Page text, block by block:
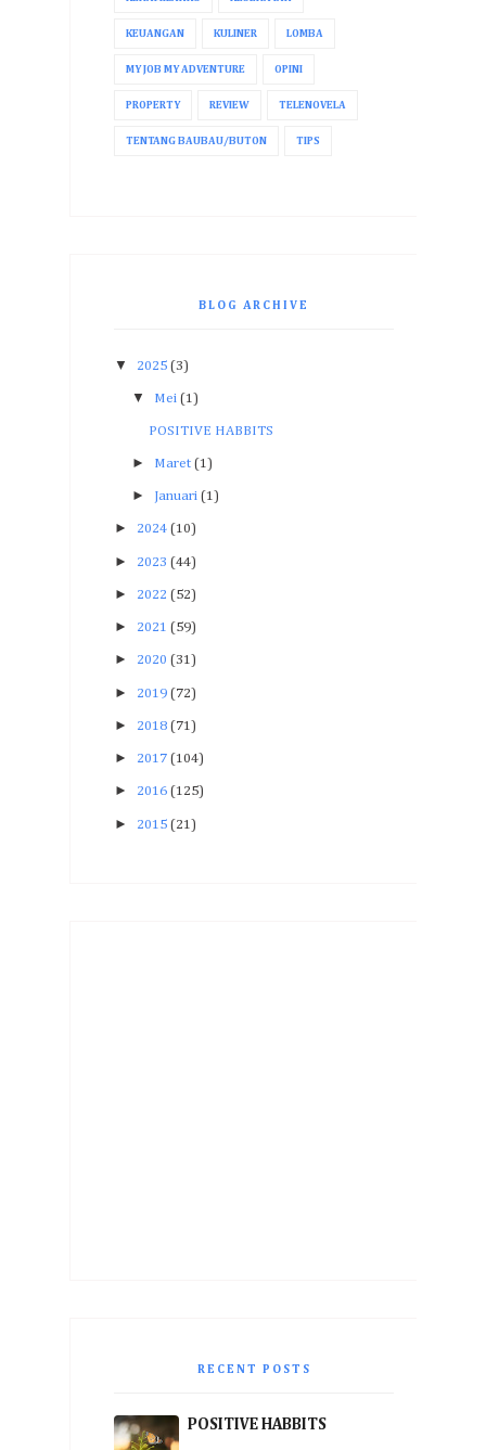
KEUANGAN KULINER LOMBA
MY JOB MY ADVENTURE OPINI
PROPERTY REVIEW TELENOVELA
TENTANG BAUBAU/BUTON TIPS
BLOG ARCHIVE
▼ 2025 (3)
▼ Mei (1)
POSITIVE HABBITS
► Maret (1)
► Januari (1)
► 2024 (10)
► 2023 (44)
► 2022 (52)
► 2021 (59)
► 2020 (31)
► 2019 (72)
► 2018 (71)
► 2017 (104)
► 2016 (125)
► 2015 (21)
RECENT POSTS
POSITIVE HABBITS